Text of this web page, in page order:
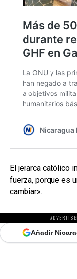
El jerarca católico
fuerza, porque es
cambiar».
Añadir